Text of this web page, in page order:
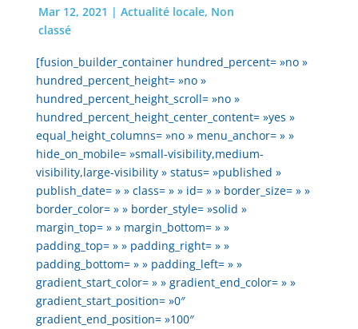
Mar 12, 2021 | Actualité locale, Non
classé
[fusion_builder_container hundred_percent= »no »
hundred_percent_height= »no »
hundred_percent_height_scroll= »no »
hundred_percent_height_center_content= »yes »
equal_height_columns= »no » menu_anchor= » »
hide_on_mobile= »small-visibility,medium-
visibility,large-visibility » status= »published »
publish_date= » » class= » » id= » » border_size= » »
border_color= » » border_style= »solid »
margin_top= » » margin_bottom= » »
padding_top= » » padding_right= » »
padding_bottom= » » padding_left= » »
gradient_start_color= » » gradient_end_color= » »
gradient_start_position= »0″
gradient_end_position= »100″